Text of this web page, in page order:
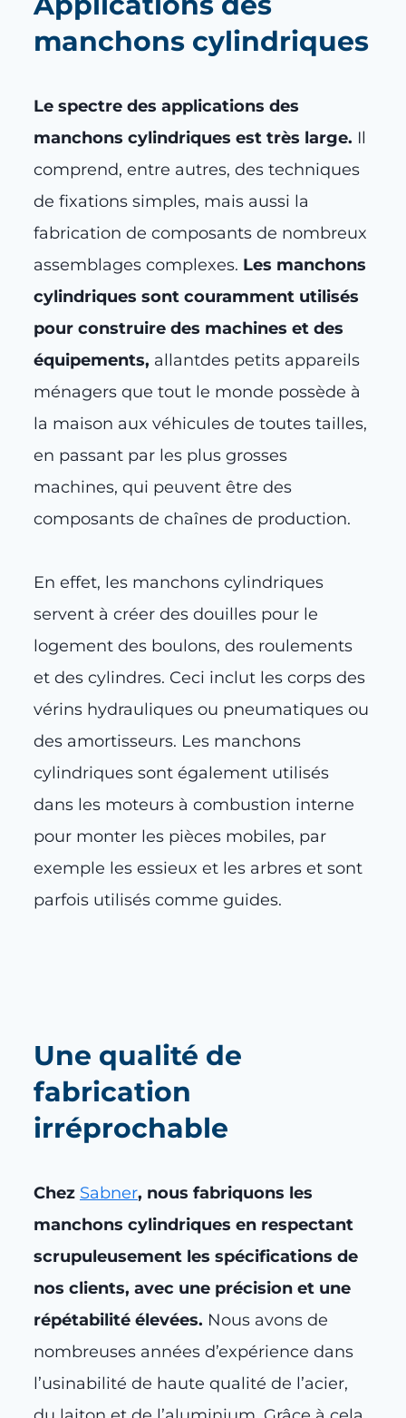
manchons cylindriques
Le spectre des applications des
manchons cylindriques est très large. Il
comprend, entre autres, des techniques
de fixations simples, mais aussi la
fabrication de composants de nombreux
assemblages complexes. Les manchons
cylindriques sont couramment utilisés
pour construire des machines et des
équipements, allantdes petits appareils
ménagers que tout le monde possède à
la maison aux véhicules de toutes tailles,
en passant par les plus grosses
machines, qui peuvent être des
composants de chaînes de production.
En effet, les manchons cylindriques
servent à créer des douilles pour le
logement des boulons, des roulements
et des cylindres. Ceci inclut les corps des
vérins hydrauliques ou pneumatiques ou
des amortisseurs. Les manchons
cylindriques sont également utilisés
dans les moteurs à combustion interne
pour monter les pièces mobiles, par
exemple les essieux et les arbres et sont
parfois utilisés comme guides.
Une qualité de
fabrication
irréprochable
Chez Sabner, nous fabriquons les
manchons cylindriques en respectant
scrupuleusement les spécifications de
nos clients, avec une précision et une
répétabilité élevées. Nous avons de
nombreuses années d’expérience dans
l’usinabilité de haute qualité de l’acier,